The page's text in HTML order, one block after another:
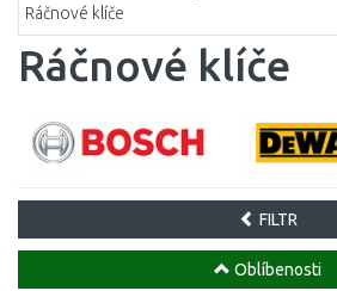
Ráčnové klíče
Ráčnové klíče
FILTR
Oblíbenosti